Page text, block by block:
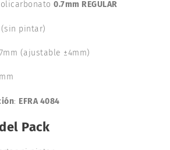
0.7mm REGULAR
(sin pintar)
(ajustable ±4mm)
: EFRA 4084
Pack